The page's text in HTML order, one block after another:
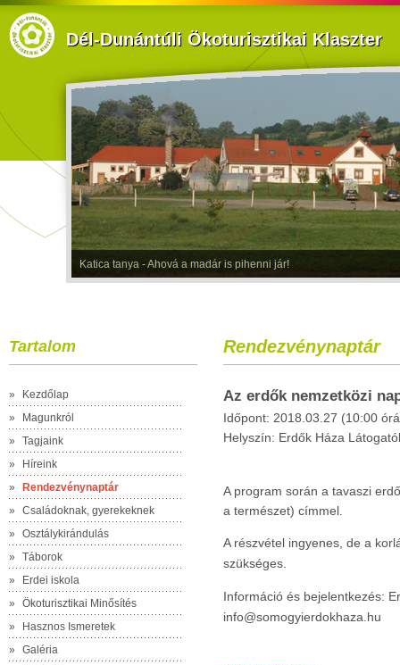
Dél-Dunántúli Ökoturisztikai Klaszter
Katica tanya - Ahová a madár is pihenni jár!
Tartalom
»
Kezdőlap
»
Magunkról
»
Tagjaink
»
Híreink
»
Rendezvénynaptár
»
Családoknak, gyerekeknek
»
Osztálykirándulás
»
Táborok
»
Erdei iskola
»
Ökoturisztikai Minősítés
»
Hasznos Ismeretek
»
Galéria
Rendezvénynaptár
Az erdők nemzetközi
Időpont: 2018.03.27 (10:00
Helyszín: Erdők Háza
A program során a tavaszi
a természet) címmel.
A részvétel ingyenes, de a
szükséges.
Információ és bejelentkezés:
info@somogyierdokhaza.hu